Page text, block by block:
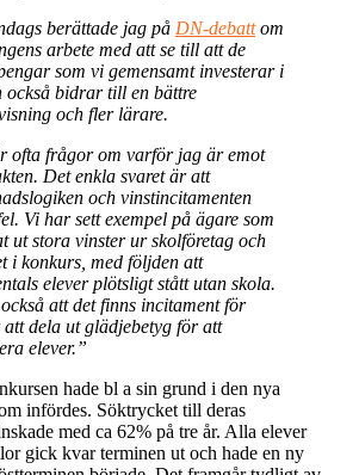
berättade jag på DN-debattom
arbete med att se till att de
som vi gemensamt investerar i
också bidrar till en bättre
och fler lärare.
ofta frågor om varför jag är emot
Det enkla svaret är att
och vinstincitamenten
Vi har sett exempel på ägare som
ut stora vinster ur skolföretag och
i konkurs, med följden att
elever plötsligt stått utan skola.
att det finns incitament för
att dela ut glädjebetyg för att
elever.”
hade bl a sin grund i den nya
infördes. Söktrycket till deras
med ca 62% på tre år. Alla elever
gick kvar terminen ut och hade en ny